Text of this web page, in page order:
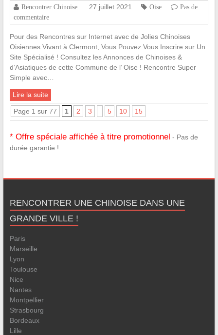
Rencontrer Chinoise 27 juillet 2021 Oise
Pas de
commentaire
Pour des Rencontres sur Internet avec de Jolies Chinoises
Oisiennes Vivant à Clermont, Vous Pouvez Vous Inscrire sur Un
Site Spécialisé ! Consultez les Annonces de Chinoises &
d’Asiatiques de cette Commune de l’ Oise ! Rencontre Super
Simple avec…
Lire la suite
Page 1 sur 77 1 2 3 5 10 15
* Offre spéciale affichée à titre promotionnel - Pas de
durée garantie !
RENCONTRER UNE CHINOISE DANS UNE
GRANDE VILLE !
Paris
Marseille
Lyon
Toulouse
Nice
Nantes
Montpellier
Strasbourg
Bordeaux
Lille